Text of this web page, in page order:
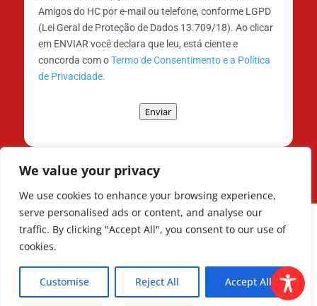
We value your privacy
We use cookies to enhance your browsing experience,
serve personalised ads or content, and analyse our
traffic. By clicking "Accept All", you consent to our use of
cookies.
Customise Reject All Accept All
Amigos do HC por e-mail ou telefone, conforme LGPD
(Lei Geral de Proteção de Dados 13.709/18). Ao clicar
em ENVIAR você declara que leu, está ciente e
concorda com oTermo de Consentimento e a Política
de Privacidade.
Enviar
Todos os Direitos Reservados © | Associação
dos Amigos do Hospital de Clínicas ®